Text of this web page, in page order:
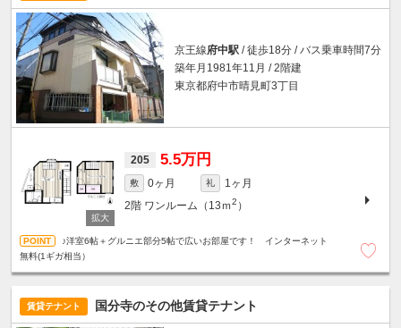
京王線府中駅 / 徒歩18分 / バス乗車時間7分
築年月1981年11月 / 2階建
東京都府中市晴見町3丁目
205 5.5万円
敷 0ヶ月 礼
1ヶ月
2階 ワンルーム（13ｍ2 ）
♪洋室6帖＋グルニエ部分5帖で広いお部屋です！ インターネット
無料(1ギガ相当）
賃貸テナント 国分寺のその他賃貸テナント